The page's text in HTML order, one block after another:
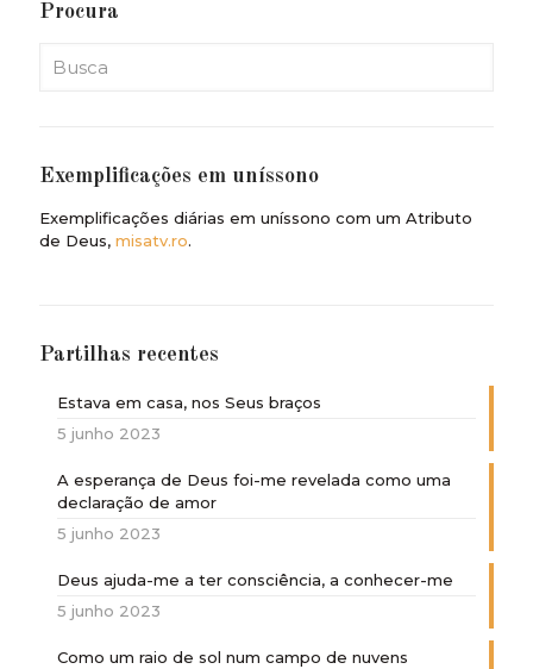
Procura
Exemplificações em uníssono
Exemplificações diárias em uníssono com um Atributo
de Deus, misatv.ro.
Partilhas recentes
Estava em casa, nos Seus braços
5 junho 2023
A esperança de Deus foi-me revelada como uma
declaração de amor
5 junho 2023
Deus ajuda-me a ter consciência, a conhecer-me
5 junho 2023
Como um raio de sol num campo de nuvens